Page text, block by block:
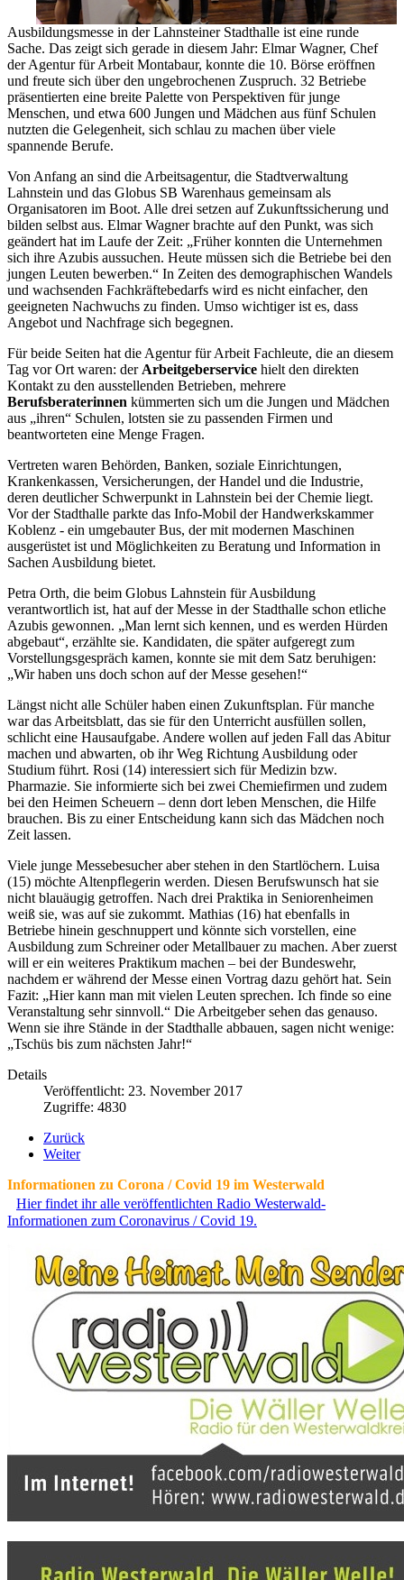
Ausbildungsmesse in der Lahnsteiner Stadthalle ist eine runde
Sache. Das zeigt sich gerade in diesem Jahr: Elmar Wagner, Chef
der Agentur für Arbeit Montabaur, konnte die 10. Börse eröffnen
und freute sich über den ungebrochenen Zuspruch. 32 Betriebe
präsentierten eine breite Palette von Perspektiven für junge
Menschen, und etwa 600 Jungen und Mädchen aus fünf Schulen
nutzten die Gelegenheit, sich schlau zu machen über viele
spannende Berufe.
Von Anfang an sind die Arbeitsagentur, die Stadtverwaltung
Lahnstein und das Globus SB Warenhaus gemeinsam als
Organisatoren im Boot. Alle drei setzen auf Zukunftssicherung und
bilden selbst aus. Elmar Wagner brachte auf den Punkt, was sich
geändert hat im Laufe der Zeit: „Früher konnten die Unternehmen
sich ihre Azubis aussuchen. Heute müssen sich die Betriebe bei den
jungen Leuten bewerben.“ In Zeiten des demographischen Wandels
und wachsenden Fachkräftebedarfs wird es nicht einfacher, den
geeigneten Nachwuchs zu finden. Umso wichtiger ist es, dass
Angebot und Nachfrage sich begegnen.
Für beide Seiten hat die Agentur für Arbeit Fachleute, die an diesem
Tag vor Ort waren: der Arbeitgeberservice hielt den direkten
Kontakt zu den ausstellenden Betrieben, mehrere
Berufsberaterinnen kümmerten sich um die Jungen und Mädchen
aus „ihren“ Schulen, lotsten sie zu passenden Firmen und
beantworteten eine Menge Fragen.
Vertreten waren Behörden, Banken, soziale Einrichtungen,
Krankenkassen, Versicherungen, der Handel und die Industrie,
deren deutlicher Schwerpunkt in Lahnstein bei der Chemie liegt.
Vor der Stadthalle parkte das Info-Mobil der Handwerkskammer
Koblenz - ein umgebauter Bus, der mit modernen Maschinen
ausgerüstet ist und Möglichkeiten zu Beratung und Information in
Sachen Ausbildung bietet.
Petra Orth, die beim Globus Lahnstein für Ausbildung
verantwortlich ist, hat auf der Messe in der Stadthalle schon etliche
Azubis gewonnen. „Man lernt sich kennen, und es werden Hürden
abgebaut“, erzählte sie. Kandidaten, die später aufgeregt zum
Vorstellungsgespräch kamen, konnte sie mit dem Satz beruhigen:
„Wir haben uns doch schon auf der Messe gesehen!“
Längst nicht alle Schüler haben einen Zukunftsplan. Für manche
war das Arbeitsblatt, das sie für den Unterricht ausfüllen sollen,
schlicht eine Hausaufgabe. Andere wollen auf jeden Fall das Abitur
machen und abwarten, ob ihr Weg Richtung Ausbildung oder
Studium führt. Rosi (14) interessiert sich für Medizin bzw.
Pharmazie. Sie informierte sich bei zwei Chemiefirmen und zudem
bei den Heimen Scheuern – denn dort leben Menschen, die Hilfe
brauchen. Bis zu einer Entscheidung kann sich das Mädchen noch
Zeit lassen.
Viele junge Messebesucher aber stehen in den Startlöchern. Luisa
(15) möchte Altenpflegerin werden. Diesen Berufswunsch hat sie
nicht blauäugig getroffen. Nach drei Praktika in Seniorenheimen
weiß sie, was auf sie zukommt. Mathias (16) hat ebenfalls in
Betriebe hinein geschnuppert und könnte sich vorstellen, eine
Ausbildung zum Schreiner oder Metallbauer zu machen. Aber zuerst
will er ein weiteres Praktikum machen – bei der Bundeswehr,
nachdem er während der Messe einen Vortrag dazu gehört hat. Sein
Fazit: „Hier kann man mit vielen Leuten sprechen. Ich finde so eine
Veranstaltung sehr sinnvoll.“ Die Arbeitgeber sehen das genauso.
Wenn sie ihre Stände in der Stadthalle abbauen, sagen nicht wenige:
„Tschüs bis zum nächsten Jahr!“
Details
Veröffentlicht: 23. November 2017
Zugriffe: 4830
Zurück
Weiter
Informationen zu Corona / Covid 19 im Westerwald
Hier findet ihr alle veröffentlichten Radio Westerwald-
Informationen zum Coronavirus / Covid 19.